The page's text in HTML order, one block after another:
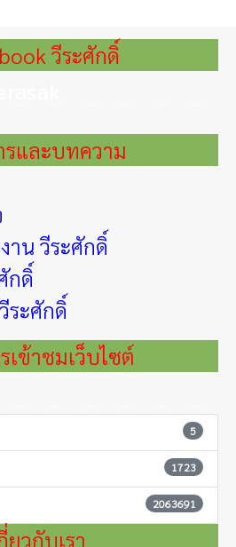
วีระศักดิ์
รและบทความ
าน วีระศักดิ์
กดิ์
ระศักดิ์
เข้าชมเว็บไซต์
5
1723
2063691
ยวกับเรา